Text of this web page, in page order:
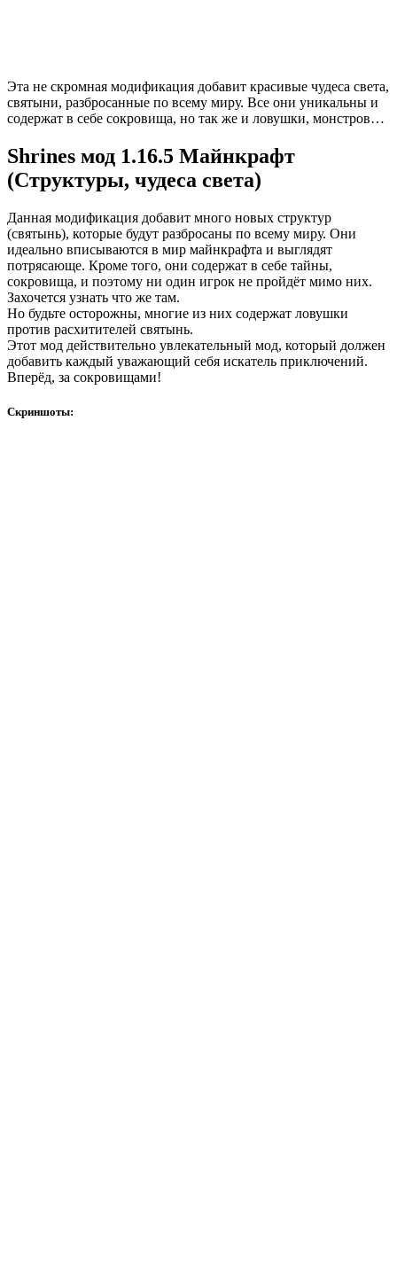
Эта не скромная модификация добавит красивые чудеса света,
святыни, разбросанные по всему миру. Все они уникальны и
содержат в себе сокровища, но так же и ловушки, монстров…
Shrines мод 1.16.5 Майнкрафт
(Структуры, чудеса света)
Данная модификация добавит много новых структур
(святынь), которые будут разбросаны по всему миру. Они
идеально вписываются в мир майнкрафта и выглядят
потрясающе. Кроме того, они содержат в себе тайны,
сокровища, и поэтому ни один игрок не пройдёт мимо них.
Захочется узнать что же там.
Но будьте осторожны, многие из них содержат ловушки
против расхитителей святынь.
Этот мод действительно увлекательный мод, который должен
добавить каждый уважающий себя искатель приключений.
Вперёд, за сокровищами!
Скриншоты: